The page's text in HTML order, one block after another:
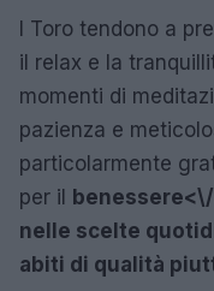
I Toro tendono a
il relax e la
momenti di
pazienza e
particolarmente
per il
nelle scelte
abiti di qualità